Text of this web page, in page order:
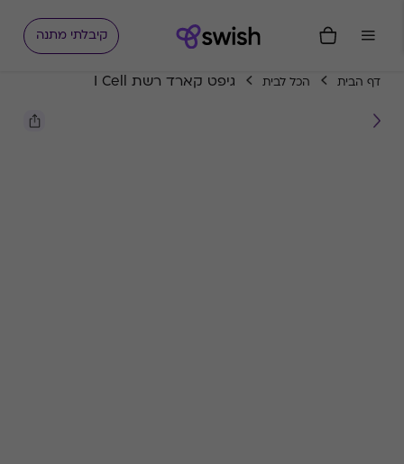
קיבלתי מתנה
דף הבית הכל לבית גיפט קארד רשת I Cell